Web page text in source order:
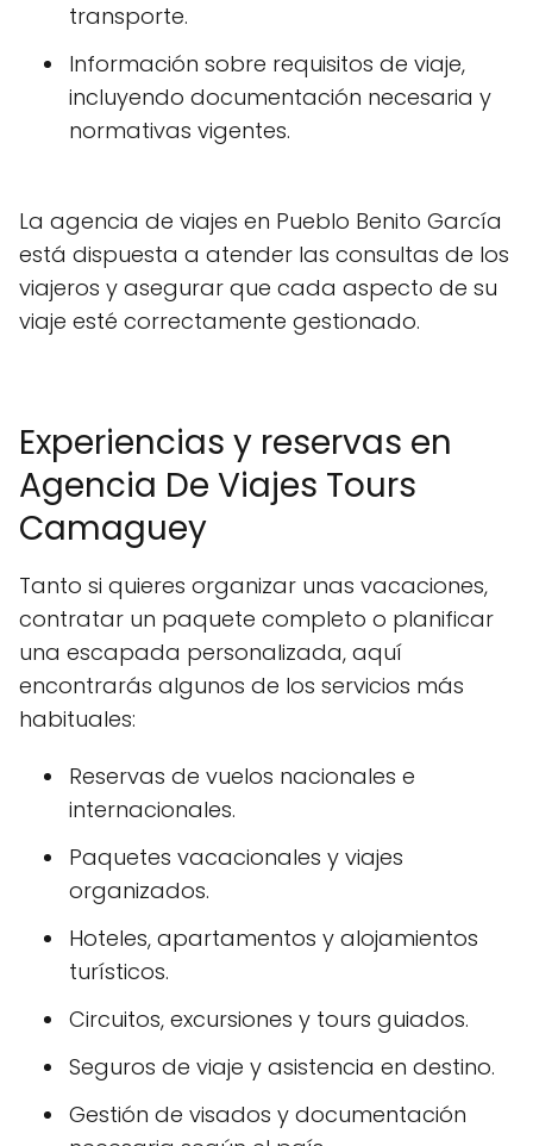
transporte.
Información sobre requisitos de viaje,
incluyendo documentación necesaria y
normativas vigentes.
La agencia de viajes en Pueblo Benito García
está dispuesta a atender las consultas de los
viajeros y asegurar que cada aspecto de su
viaje esté correctamente gestionado.
Experiencias y reservas en
Agencia De Viajes Tours
Camaguey
Tanto si quieres organizar unas vacaciones,
contratar un paquete completo o planificar
una escapada personalizada, aquí
encontrarás algunos de los servicios más
habituales:
Reservas de vuelos nacionales e
internacionales.
Paquetes vacacionales y viajes
organizados.
Hoteles, apartamentos y alojamientos
turísticos.
Circuitos, excursiones y tours guiados.
Seguros de viaje y asistencia en destino.
Gestión de visados y documentación